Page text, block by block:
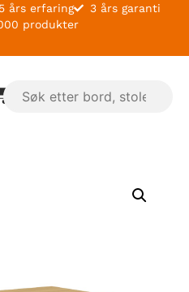
års erfaring
3 års garanti
produkter